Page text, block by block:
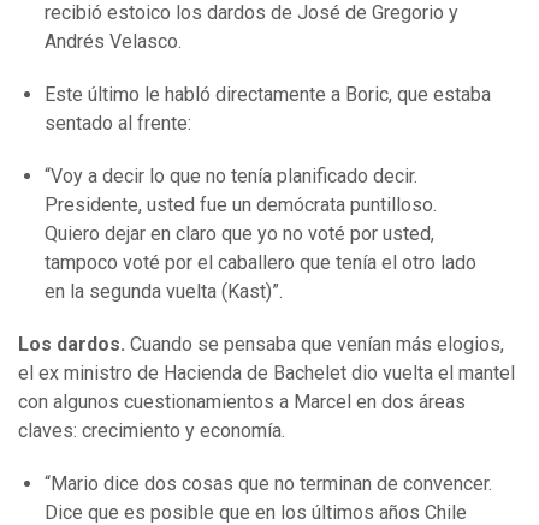
recibió estoico los dardos de José de Gregorio y
Andrés Velasco.
Este último le habló directamente a Boric, que estaba
sentado al frente:
“Voy a decir lo que no tenía planificado decir.
Presidente, usted fue un demócrata puntilloso.
Quiero dejar en claro que yo no voté por usted,
tampoco voté por el caballero que tenía el otro lado
en la segunda vuelta (Kast)”.
Los dardos. Cuando se pensaba que venían más elogios,
el ex ministro de Hacienda de Bachelet dio vuelta el mantel
con algunos cuestionamientos a Marcel en dos áreas
claves: crecimiento y economía.
“Mario dice dos cosas que no terminan de convencer.
Dice que es posible que en los últimos años Chile